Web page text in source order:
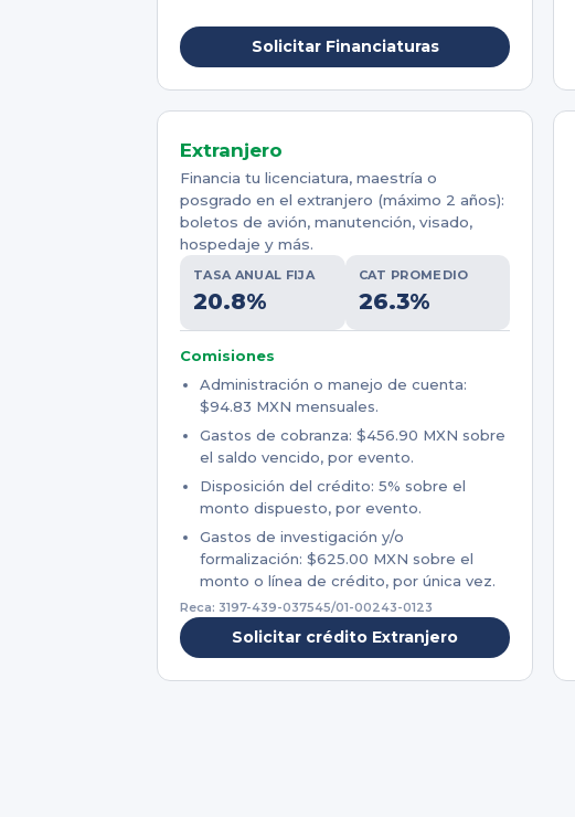
Solicitar Financiaturas
Extranjero
Financia tu licenciatura, maestría o
posgrado en el extranjero (máximo 2 años):
boletos de avión, manutención, visado,
hospedaje y más.
TASA ANUAL FIJA
20.8%
CAT PROMEDIO
26.3%
Comisiones
Administración o manejo de cuenta:
$94.83 MXN mensuales.
Gastos de cobranza: $456.90 MXN sobre
el saldo vencido, por evento.
Disposición del crédito: 5% sobre el
monto dispuesto, por evento.
Gastos de investigación y/o
formalización: $625.00 MXN sobre el
monto o línea de crédito, por única vez.
Reca: 3197-439-037545/01-00243-0123
Solicitar crédito Extranjero